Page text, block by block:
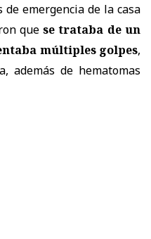
emergencia de la casa
quese trataba de un
múltiples golpes,
además de hematomas